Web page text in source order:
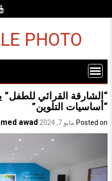
PHOTO
“الشارقة القرائي
“أساسيات التلوين”
Posted on مايو 7, 2024 awad